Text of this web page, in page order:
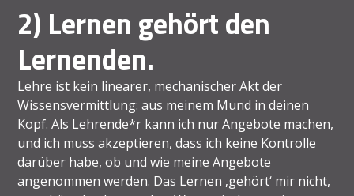
2) Lernen gehört den
Lernenden.
Lehre ist kein linearer, mechanischer Akt der
Wissensvermittlung: aus meinem Mund in deinen
Kopf. Als Lehrende*r kann ich nur Angebote machen,
und ich muss akzeptieren, dass ich keine Kontrolle
darüber habe, ob und wie meine Angebote
angenommen werden. Das Lernen ‚gehört‘ mir nicht,